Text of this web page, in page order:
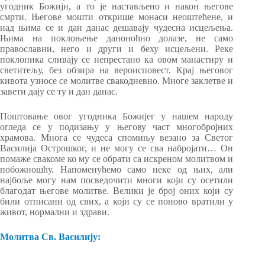
угодник Божији, а то је настављено и након његове
смрти. Његове мошти открише монаси неоштећене, и
над њима се и дан данас дешавају чудесна исцељења.
Њима на поклоњење даноноћно долазе, не само
православни, него и други и беху исцељени. Реке
поклоника сливају се непрестано ка овом манастиру и
светитељу, без обзира на вероисповест. Крај његовог
кивота узносе се молитве свакодневно. Многе заклетве и
завети дају се ту и дан данас.
Поштовање овог угодника Божијег у нашем народу
огледа се у подизању у његову част многобројних
храмова. Многа се чудеса спомињу везано за Светог
Василија Острошког, и не могу се сва набројати… Он
помаже свакоме ко му се обрати са искреном молитвом и
побожношћу. Напоменућемо само неке од њих, али
најбоље могу нам посведочити многи који су осетили
благодат његове молитве. Велики је број оних који су
били отписани од свих, а који су се поново вратили у
живот, нормални и здрави.
Молитва Св. Василију: